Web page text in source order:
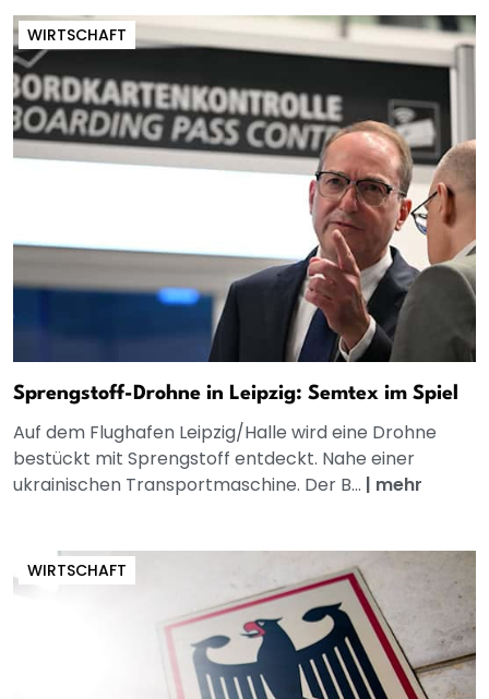
WIRTSCHAFT
Sprengstoff-Drohne in Leipzig: Semtex im Spiel
Auf dem Flughafen Leipzig/Halle wird eine Drohne
bestückt mit Sprengstoff entdeckt. Nahe einer
ukrainischen Transportmaschine. Der B... | mehr
WIRTSCHAFT